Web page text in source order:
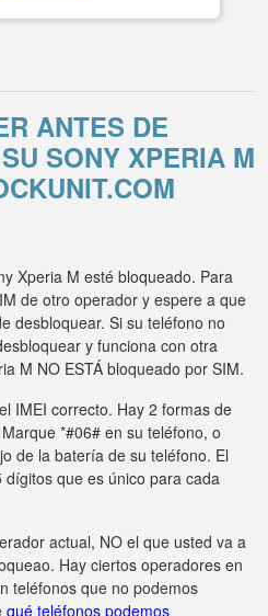
ANTES DE
SONY XPERIA M
Xperia M esté bloqueado. Para
de otro operador y espere a que
desbloquear. Si su teléfono no
y funciona con otra
M NO ESTÁ bloqueado por SIM.
IMEI correcto. Hay 2 formas de
*#06# en su teléfono, o
de la batería de su teléfono. El
que es único para cada
actual, NO el que usted va a
Hay ciertos operadores en
teléfonos que no podemos
qué teléfonos podemos